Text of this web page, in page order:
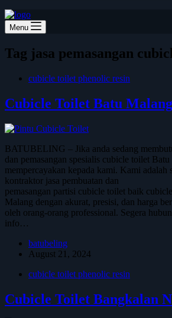
Menu
Tag jasa pemasangan
cubicle toilet phenolic resin
Cubicle Toilet Batu
BATUBELING – Jika anda sedang
dan pemasangan spesialis cubicle toilet
mempercayakan kepada kami. Kami adalah
kontraktor jasa pembuatan dan
pemasangan partisi cubicle toilet baik
Malang dengan akurat, presisi, dan harga
oleh orang-orang professional. Segera
info…
batubeling
August 21, 2024
cubicle toilet phenolic resin
Cubicle Toilet Bangkalan